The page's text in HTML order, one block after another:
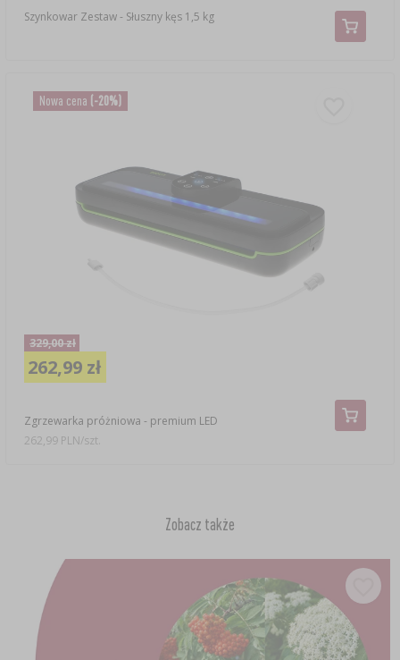
Szynkowar Zestaw - Słuszny kęs 1,5 kg
Nowa cena (-20%)
Zgrzewarka próżniowa - premium LED
329,00 zł
262,99 zł
262,99 PLN/szt.
Zobacz także